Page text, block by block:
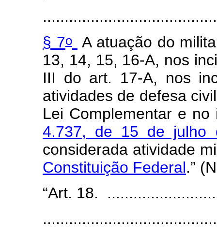
§ 7o
A atuação do
13, 14, 15, 16-A, nos
III do art. 17-A, nos
atividades de defesa
Lei Complementar e
4.737, de 15 de julho
considerada atividade
Constituição Federal.”
“Art. 18.